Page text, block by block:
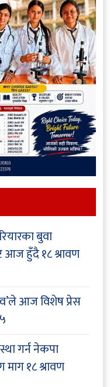
बुवा
आज हुँदै१८ श्रावण
आज विशेष प्रेस
गर्न नेकपा
माग१८ श्रावण